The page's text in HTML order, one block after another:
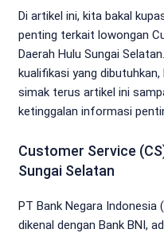
Di artikel ini, kita bakal
penting terkait lowongan
Daerah Hulu Sungai
kualifikasi yang
simak terus artikel ini
ketinggalan informasi
Customer Service
Sungai Selatan
PT Bank Negara Indonesia
dikenal dengan Bank BNI,